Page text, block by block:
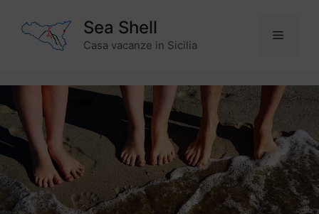
contenuto
Sea Shell
Casa vacanze in Sicilia
Menu